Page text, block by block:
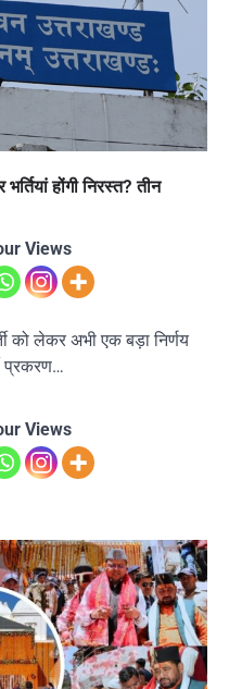
होंगी निरस्त? तीन
Views
को लेकर अभी एक बड़ा निर्णय
प्रकरण…
Views